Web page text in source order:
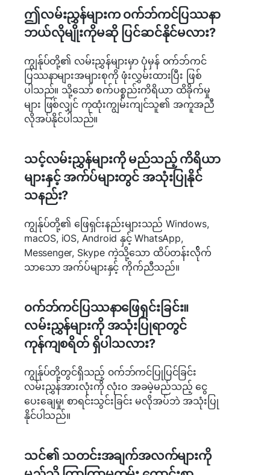
ဤလမ်းညွှန်များက ၀က်ဘ်ကင်ပြဿနာ
ဘယ်လိုမျိုးကိုမဆို ပြင်ဆင်နိုင်မလား?
ကျွန်ုပ်တို့၏ လမ်းညွှန်များမှာ ပုံမှန် ၀က်ဘ်ကင်
ပြဿနာများအများစုကို ဖုံးလွှမ်းထားပြီး ဖြစ်
ပါသည်။ သို့သော် စက်ပစ္စည်းကိရိယာ ထိခိုက်မှု
များ ဖြစ်လျှင် ကုထုံးကျွမ်းကျင်သူ၏ အကူအညီ
လိုအပ်နိုင်ပါသည်။
သင့်လမ်းညွှန်များကို မည်သည့် ကိရိယာ
များနှင့် အက်ပ်များတွင် အသုံးပြုနိုင်
သနည်း?
ကျွန်ုပ်တို့၏ ဖြေရှင်းနည်းများသည် Windows,
macOS, iOS, Android နှင့် WhatsApp,
Messenger, Skype ကဲ့သို့သော ထိပ်တန်းလ်ိုက်
သာသော အက်ပ်များနှင့် ကိုက်ညီသည်။
၀က်ဘ်ကင်ပြဿနာဖြေရှင်းခြင်း။
လမ်းညွှန်များကို အသုံးပြုရာတွင်
ကုန်ကျစရိတ် ရှိပါသလား?
ကျွန်ုပ်တို့တွင်ရှိသည့် ၀က်ဘ်ကင်ပြုပြင်ခြင်း
လမ်းညွှန်အားလုံးကို လုံးဝ အခမဲ့မည်သည့် ငွေ
ပေးချေမှု၊ စာရင်းသွင်းခြင်း မလိုအပ်ဘဲ အသုံးပြု
နိုင်ပါသည်။
သင်၏ သတင်းအချက်အလက်များကို